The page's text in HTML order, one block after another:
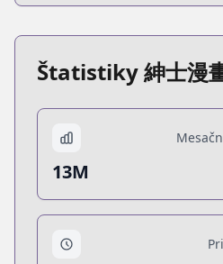
Štatistiky 紳士漫
13M